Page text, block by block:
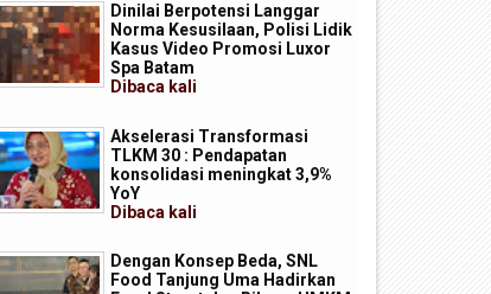
Dinilai Berpotensi Langgar
Norma Kesusilaan, Polisi Lidik
Kasus Video Promosi Luxor
Spa Batam
Dibaca kali
Akselerasi Transformasi
TLKM 30 : Pendapatan
konsolidasi meningkat 3,9%
YoY
Dibaca kali
Dengan Konsep Beda, SNL
Food Tanjung Uma Hadirkan